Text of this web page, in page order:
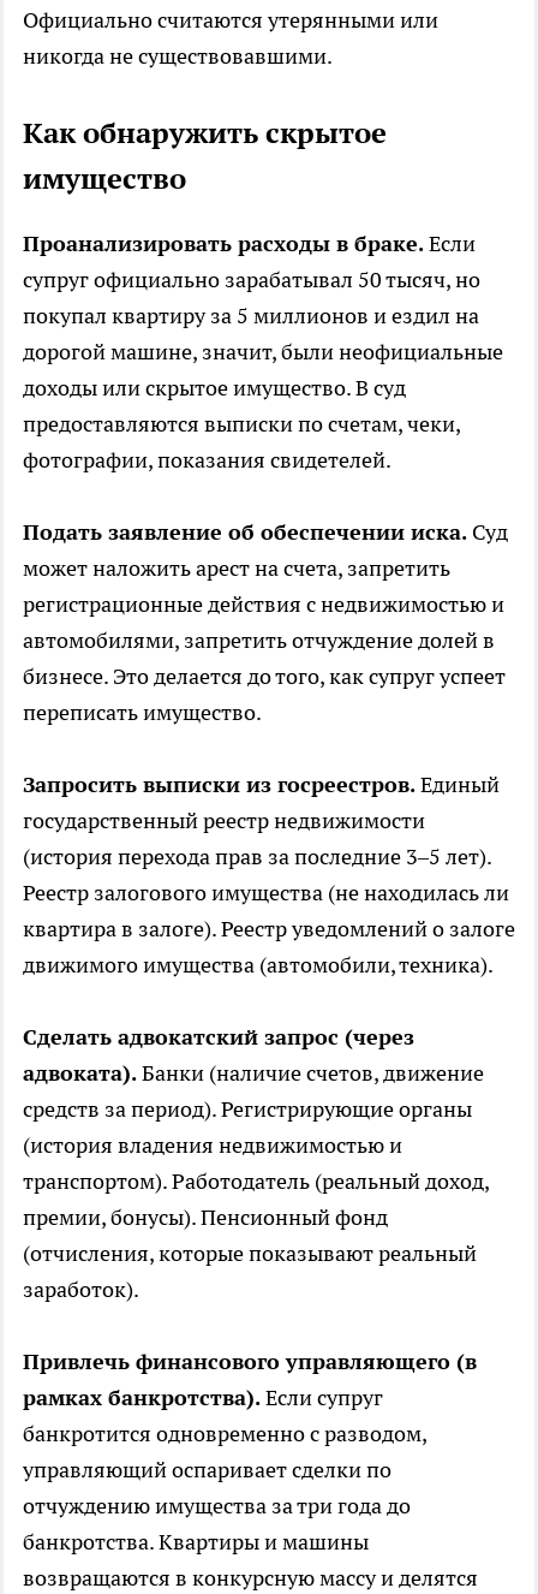
Официально считаются утерянными или
никогда не существовавшими.
Как обнаружить скрытое
имущество
Проанализировать расходы в браке.Если
супруг официально зарабатывал 50 тысяч, но
покупал квартиру за 5 миллионов и ездил на
дорогой машине, значит, были неофициальные
доходы или скрытое имущество. В суд
предоставляются выписки по счетам, чеки,
фотографии, показания свидетелей.
Подать заявление об обеспечении иска. Суд
может наложить арест на счета, запретить
регистрационные действия с недвижимостью и
автомобилями, запретить отчуждение долей в
бизнесе. Это делается до того, как супруг успеет
переписать имущество.
Запросить выписки из госреестров.Единый
государственный реестр недвижимости
(история перехода прав за последние 3–5 лет).
Реестр залогового имущества (не находилась ли
квартира в залоге). Реестр уведомлений о залоге
движимого имущества (автомобили, техника).
Сделать адвокатский запрос (через
адвоката).Банки (наличие счетов, движение
средств за период). Регистрирующие органы
(история владения недвижимостью и
транспортом). Работодатель (реальный доход,
премии, бонусы). Пенсионный фонд
(отчисления, которые показывают реальный
заработок).
Привлечь финансового управляющего (в
рамках банкротства).Если супруг
банкротится одновременно с разводом,
управляющий оспаривает сделки по
отчуждению имущества за три года до
банкротства. Квартиры и машины
возвращаются в конкурсную массу и делятся